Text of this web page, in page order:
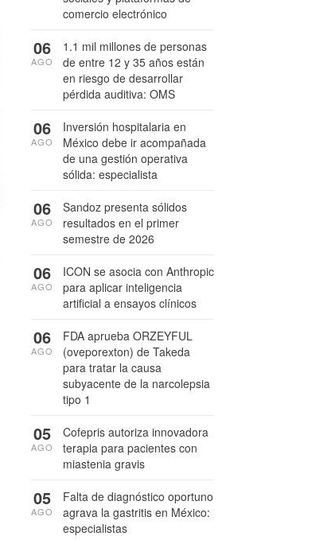
comercio electrónico
1.1 mil millones de personas
de entre 12 y 35 años están
en riesgo de desarrollar
pérdida auditiva: OMS
06
AGO
Inversión hospitalaria en
México debe ir acompañada
de una gestión operativa
sólida: especialista
06
AGO
Sandoz presenta sólidos
resultados en el primer
semestre de 2026
06
AGO
ICON se asocia con Anthropic
para aplicar inteligencia
artificial a ensayos clínicos
06
AGO
FDA aprueba ORZEYFUL
(oveporexton) de Takeda
para tratar la causa
subyacente de la narcolepsia
tipo 1
06
AGO
Cofepris autoriza innovadora
terapia para pacientes con
miastenia gravis
05
AGO
Falta de diagnóstico oportuno
agrava la gastritis en México:
especialistas
05
AGO